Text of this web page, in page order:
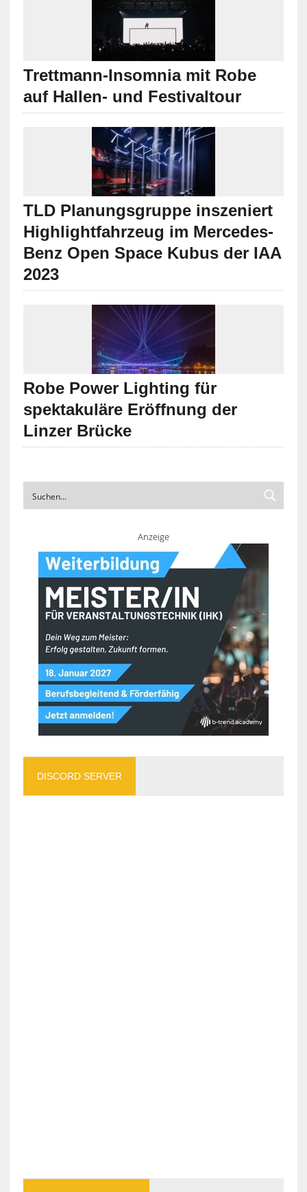
Trettmann-Insomnia mit Robe
auf Hallen- und Festivaltour
TLD Planungsgruppe inszeniert
Highlightfahrzeug im Mercedes-
Benz Open Space Kubus der IAA
2023
Robe Power Lighting für
spektakuläre Eröffnung der
Linzer Brücke
Anzeige
DISCORD SERVER